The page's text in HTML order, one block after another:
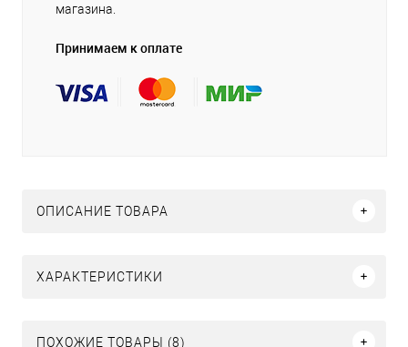
магазина.
Принимаем к оплате
ОПИСАНИЕ ТОВАРА
ХАРАКТЕРИСТИКИ
ПОХОЖИЕ ТОВАРЫ (8)